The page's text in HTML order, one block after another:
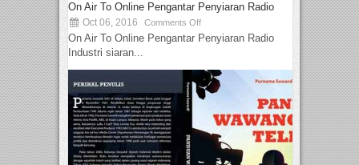
On Air To Online Pengantar Penyiaran Radio
Oct 06, 2016 Comments Off
On Air To Online Pengantar Penyiaran Radio
Industri siaran...